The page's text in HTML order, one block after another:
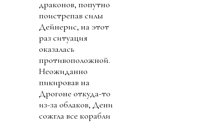
драконов, попутно
поистрепав силы
Дейнерис, на этот
раз ситуация
оказалась
противоположной.
Неожиданно
пикировав на
Дрогоне откуда-то
из-за облаков, Дени
сожгла все корабли